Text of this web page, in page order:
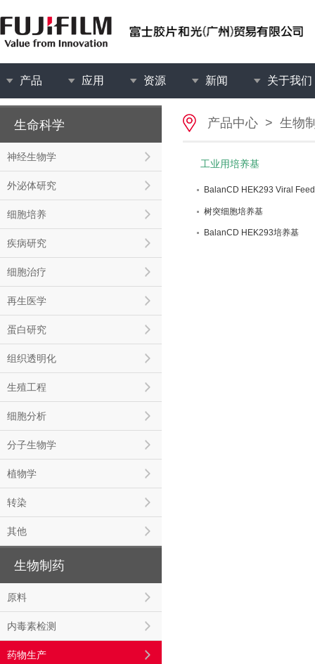
产品 应用 资源 新闻 关于我们
生命科学
神经生物学
外泌体研究
细胞培养
疾病研究
细胞治疗
再生医学
蛋白研究
组织透明化
生殖工程
细胞分析
分子生物学
植物学
转染
其他
生物制药
原料
内毒素检测
药物生产
产品中心 > 生物
工业用培养基
BalanCD HEK293 Viral Feed
树突细胞培养基
BalanCD HEK293培养基